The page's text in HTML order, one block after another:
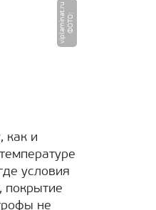
Ф
О
Т
О
:
vi
p
l
a
mi
n
a
t.
r
u
как и
условия
покрытие
не